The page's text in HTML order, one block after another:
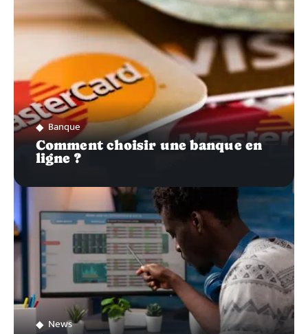
Banque
Comment choisir une banque en
ligne ?
News